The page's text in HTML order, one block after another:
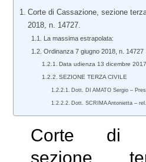
Corte di Cassazione, sezione
2018, n. 14727.
La massima estrapolata:
Ordinanza 7 giugno 2018, n. 14727
Data udienza 13 dicembre 2017
SEZIONE TERZA CIVILE
Dott. DI AMATO Sergio –
Dott. SCRIMA Antonietta –
Corte di
sezione